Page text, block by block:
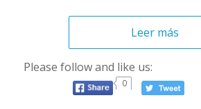
Leer más
Please follow and like us:
0